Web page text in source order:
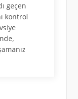
geçen
kontrol